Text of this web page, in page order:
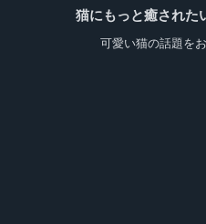
猫にもっと癒された
可愛い猫の話題を